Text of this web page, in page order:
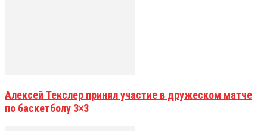
Алексей Текслер принял участие в дружеском матче
по баскетболу 3×3